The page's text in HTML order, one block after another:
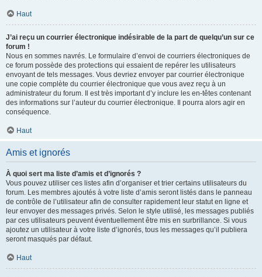
Haut
J’ai reçu un courrier électronique indésirable de la part de quelqu’un sur ce
forum !
Nous en sommes navrés. Le formulaire d’envoi de courriers électroniques de
ce forum possède des protections qui essaient de repérer les utilisateurs
envoyant de tels messages. Vous devriez envoyer par courrier électronique
une copie complète du courrier électronique que vous avez reçu à un
administrateur du forum. Il est très important d’y inclure les en-têtes contenant
des informations sur l’auteur du courrier électronique. Il pourra alors agir en
conséquence.
Haut
Amis et ignorés
À quoi sert ma liste d’amis et d’ignorés ?
Vous pouvez utiliser ces listes afin d’organiser et trier certains utilisateurs du
forum. Les membres ajoutés à votre liste d’amis seront listés dans le panneau
de contrôle de l’utilisateur afin de consulter rapidement leur statut en ligne et
leur envoyer des messages privés. Selon le style utilisé, les messages publiés
par ces utilisateurs peuvent éventuellement être mis en surbrillance. Si vous
ajoutez un utilisateur à votre liste d’ignorés, tous les messages qu’il publiera
seront masqués par défaut.
Haut